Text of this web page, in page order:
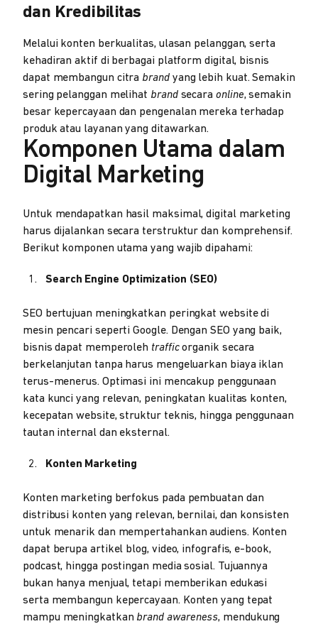
dan Kredibilitas
Melalui konten berkualitas, ulasan pelanggan, serta
kehadiran aktif di berbagai platform digital, bisnis
dapat membangun citra brandyang lebih kuat. Semakin
sering pelanggan melihat brandsecara online, semakin
besar kepercayaan dan pengenalan mereka terhadap
produk atau layanan yang ditawarkan.
Komponen Utama dalam
Digital Marketing
Untuk mendapatkan hasil maksimal, digital marketing
harus dijalankan secara terstruktur dan komprehensif.
Berikut komponen utama yang wajib dipahami:
Search Engine Optimization (SEO)
SEO bertujuan meningkatkan peringkat website di
mesin pencari seperti Google. Dengan SEO yang baik,
bisnis dapat memperoleh trafficorganik secara
berkelanjutan tanpa harus mengeluarkan biaya iklan
terus-menerus. Optimasi ini mencakup penggunaan
kata kunci yang relevan, peningkatan kualitas konten,
kecepatan website, struktur teknis, hingga penggunaan
tautan internal dan eksternal.
Konten Marketing
Konten marketing berfokus pada pembuatan dan
distribusi konten yang relevan, bernilai, dan konsisten
untuk menarik dan mempertahankan audiens. Konten
dapat berupa artikel blog, video, infografis, e-book,
podcast, hingga postingan media sosial. Tujuannya
bukan hanya menjual, tetapi memberikan edukasi
serta membangun kepercayaan. Konten yang tepat
mampu meningkatkan brand awareness, mendukung